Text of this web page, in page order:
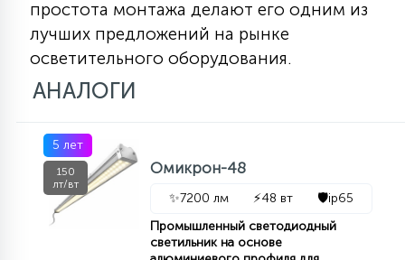
простота монтажа делают его одним из
лучших предложений на рынке
осветительного оборудования.
АНАЛОГИ
5 лет
150
лт/вт
Омикрон-48
✨7200 лм ⚡48 вт 🛡️ip65
Промышленный светодиодный
светильник на основе